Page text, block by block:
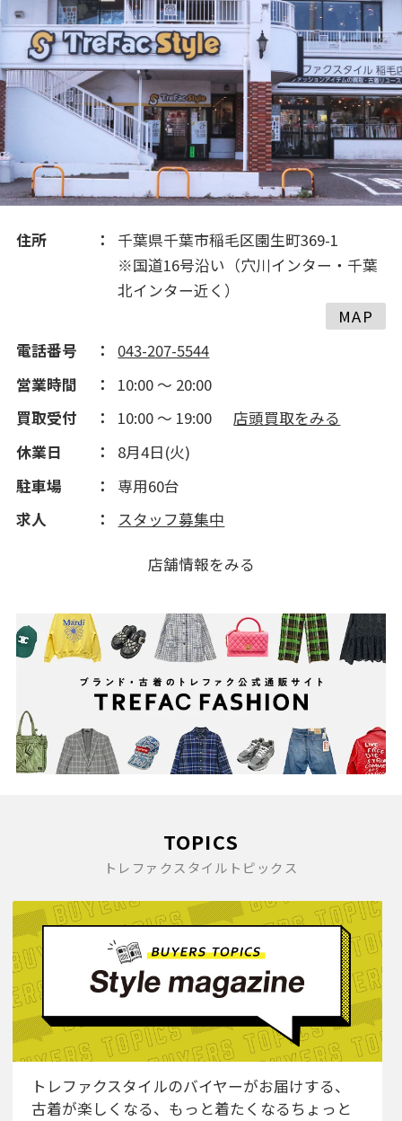
2020(505)
2019(368)
2017(249)
2016(399)
2013(91)
2012(182)
2009(473)
2008(291)
2007(32)
住所
千葉県千葉市稲毛区園生町369-1
※国道16号沿い（穴川インター・千葉
北インター近く）
MAP
電話番号
043-207-5544
営業時間
10:00 ～ 20:00
買取受付
10:00 ～ 19:00
店頭買取をみる
休業日
8月4日(火)
駐車場
専用60台
求人
スタッフ募集中
店舗情報をみる
TOPICS
トレファクスタイルトピックス
トレファクスタイルのバイヤーがお届けする、
古着が楽しくなる、もっと着たくなるちょっと